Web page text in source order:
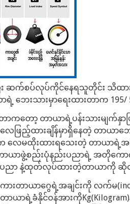
ဆက်စပ်လုပ်ကိုင်နေရသူတိုင်း သိထား
ရဲ့ ဘေးသားမှာရေးထားတာက 195/
ကတော့ တာယာရဲ့ပန်းသားမျက်
ဖြည့်ထားချိန်မှာရှိနေတဲ့ တာယာဘ
က လေမထိုးထားရသေးတဲ့ တာယာရဲ့
ယာဖွဲ့စည်းပုံနည်းပညာရဲ့ အတိုကော
ည်းပညာ နဲ့ထုတ်လုပ်ထားတဲ့တာယာကို
ားတာယာဂွေရဲ့အချင်းကို လက်မ
ယာရဲ့ခံနိုင်ဝန်အားကို